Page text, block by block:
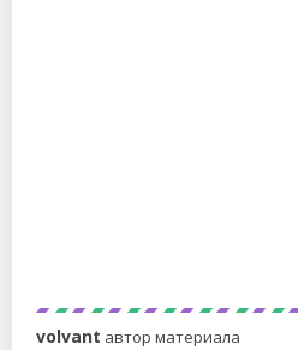
volvant автор материала